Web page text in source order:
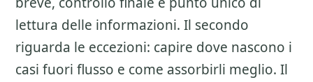
lettura delle informazioni. Il secondo
riguarda le eccezioni: capire dove nascono i
casi fuori flusso e come assorbirli meglio. Il